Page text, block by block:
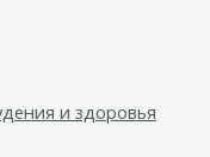
и здоровья